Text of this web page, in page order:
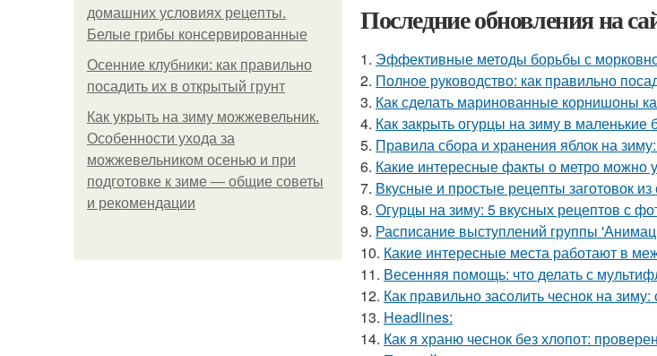
домашних условиях рецепты.
Белые грибы консервированные
Осенние клубники: как правильно
посадить их в открытый грунт
Как укрыть на зиму можжевельник.
Особенности ухода за
можжевельником осенью и при
подготовке к зиме — общие советы
и рекомендации
Последние обновления на
1. Эффективные методы борьбы с
2. Полное руководство: как правильно
3. Как сделать маринованные корнишоны
4. Как закрыть огурцы на зиму в маленькие
5. Правила сбора и хранения яблок на
6. Какие интересные факты о метро можно
7. Вкусные и простые рецепты заготовок из
8. Огурцы на зиму: 5 вкусных рецептов с
9. Расписание выступлений группы
10. Какие интересные места работают в
11. Весенняя помощь: что делать с
12. Как правильно засолить чеснок на
13. Headlines:
14. Как я храню чеснок без хлопот: